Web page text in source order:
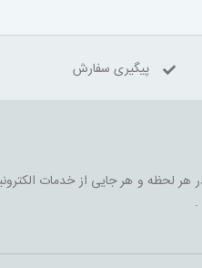
پیگیری سفارش
هر لحظه و هر جایی از خدمات
.